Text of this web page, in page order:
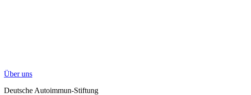
Über uns
Deutsche Autoimmun-Stiftung